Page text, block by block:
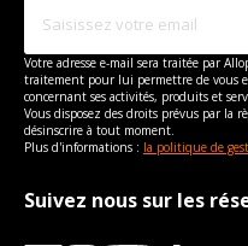
Votre adresse e-mail sera traitée par
traitement pour lui permettre de vous
concernant ses activités, produits et
Vous disposez des droits prévus par la
désinscrire à tout moment.
Plus d'informations : la politique de
Suivez nous sur les